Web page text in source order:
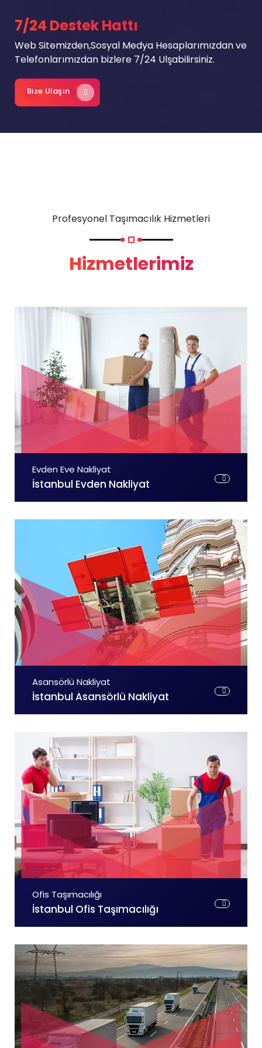
7/24 Destek Hattı
Web Sitemizden,Sosyal Medya Hesaplarımızdan ve
Telefonlarımızdan bizlere 7/24 Ulşabilirsiniz.
Bize Ulaşın
Profesyonel Taşımacılık Hizmetleri
Hizmetlerimiz
Evden Eve Nakliyat
İstanbul Evden Nakliyat
Asansörlü Nakliyat
İstanbul Asansörlü Nakliyat
Ofis Taşımacılığı
İstanbul Ofis Taşımacılığı